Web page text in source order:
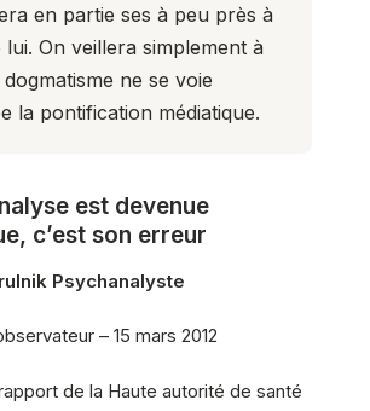
en partie ses à peu près à
lui. On veillera simplement à
ne se voie
la pontification médiatique.
est devenue
c’est son erreur
Psychanalyste
– 15 mars 2012
de la Haute autorité de santé